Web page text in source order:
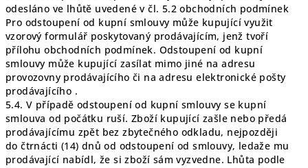
odesláno ve lhůtě uvedené v čl. 5.2 obchodních podmínek
Pro odstoupení od kupní smlouvy může kupující využit
vzorový formulář poskytovaný prodávajícím, jenž tvoří
přílohu obchodních podmínek. Odstoupení od kupní
smlouvy může kupující zasílat mimo jiné na adresu
provozovny prodávajícího či na adresu elektronické pošty
prodávajícího .
5.4. V případě odstoupení od kupní smlouvy se kupní
smlouva od počátku ruší. Zboží kupující zašle nebo předá
prodávajícímu zpět bez zbytečného odkladu, nejpozději
do čtrnácti (14) dnů od odstoupení od smlouvy, ledaže mu
prodávající nabídl, že si zboží sám vyzvedne. Lhůta podle